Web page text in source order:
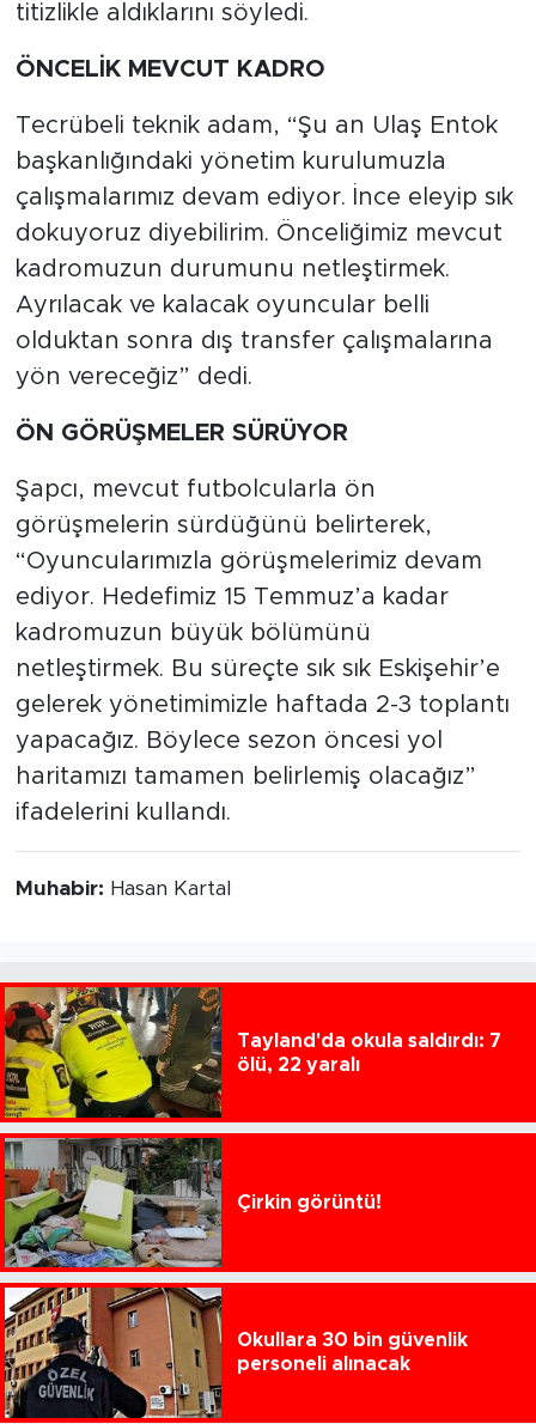
titizlikle aldıklarını söyledi.
ÖNCELİK MEVCUT KADRO
Tecrübeli teknik adam, “Şu an Ulaş Entok
başkanlığındaki yönetim kurulumuzla
çalışmalarımız devam ediyor. İnce eleyip sık
dokuyoruz diyebilirim. Önceliğimiz mevcut
kadromuzun durumunu netleştirmek.
Ayrılacak ve kalacak oyuncular belli
olduktan sonra dış transfer çalışmalarına
yön vereceğiz” dedi.
ÖN GÖRÜŞMELER SÜRÜYOR
Şapcı, mevcut futbolcularla ön
görüşmelerin sürdüğünü belirterek,
“Oyuncularımızla görüşmelerimiz devam
ediyor. Hedefimiz 15 Temmuz’a kadar
kadromuzun büyük bölümünü
netleştirmek. Bu süreçte sık sık Eskişehir’e
gelerek yönetimimizle haftada 2-3 toplantı
yapacağız. Böylece sezon öncesi yol
haritamızı tamamen belirlemiş olacağız”
ifadelerini kullandı.
Muhabir: Hasan Kartal
Tayland'da okula saldırdı: 7
ölü, 22 yaralı
Çirkin görüntü!
Okullara 30 bin güvenlik
personeli alınacak